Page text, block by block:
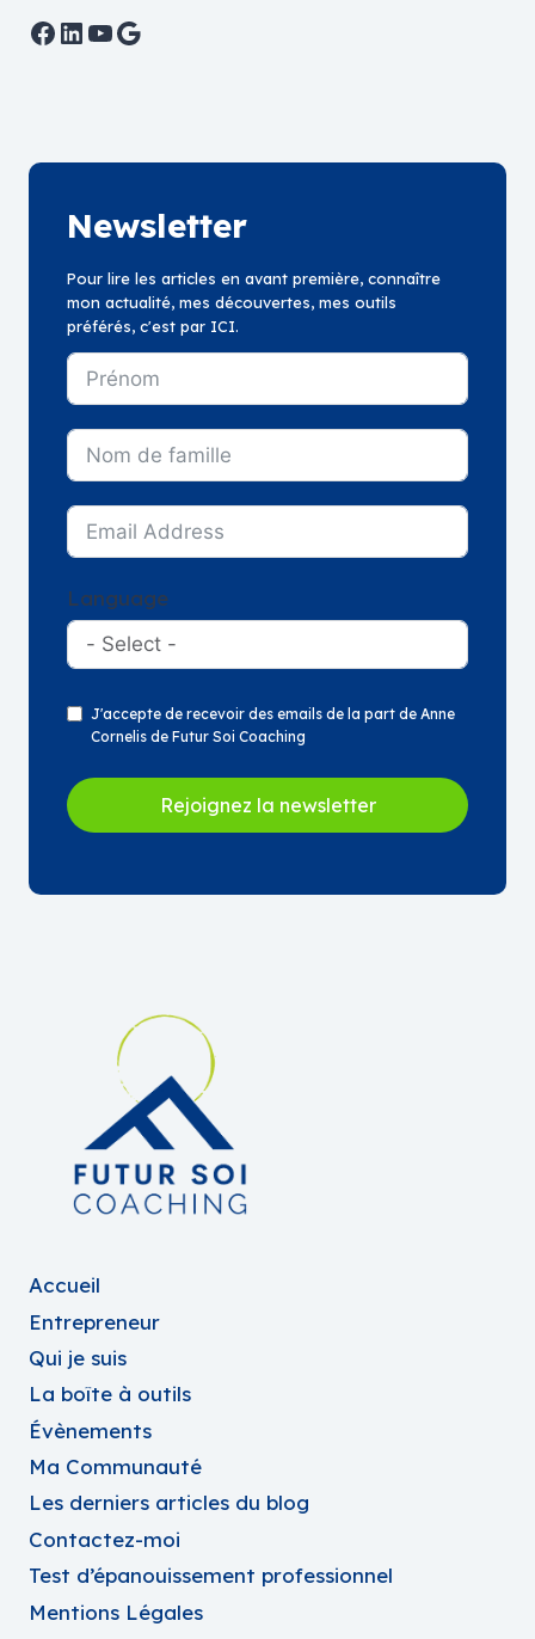
Facebook
LinkedIn
YouTube
Google
Newsletter
Pour lire les articles en avant première, connaître
mon actualité, mes découvertes, mes outils
préférés, c'est par ICI.
Language
J'accepte de recevoir des emails de la part de Anne
Cornelis de Futur Soi Coaching
Rejoignez la newsletter
Accueil
Entrepreneur
Qui je suis
La boîte à outils
Évènements
Ma Communauté
Les derniers articles du blog
Contactez-moi
Test d’épanouissement professionnel
Mentions Légales